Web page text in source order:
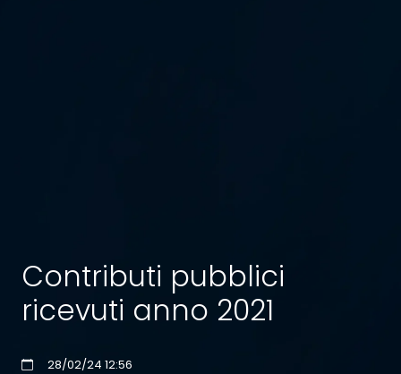
Contributi pubblici
ricevuti anno 2021
28/02/24 12:56